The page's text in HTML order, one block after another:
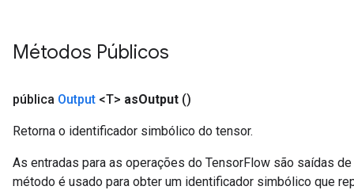
Métodos Públicos
pública Output <T> asOutput ()
Retorna o identificador simbólico do tensor.
As entradas para as operações do TensorFlow são saídas
método é usado para obter um identificador simbólico que